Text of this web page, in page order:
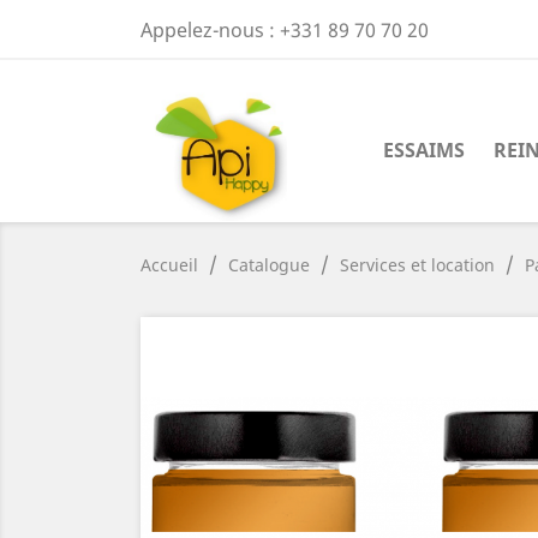
Appelez-nous : +331 89 70 70 20
ESSAIMS
Accueil Catalogue Services et location